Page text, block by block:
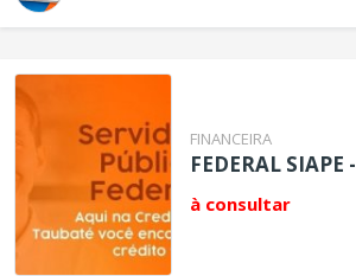
FINANCEIRA
FEDERAL SIAPE -
à consultar